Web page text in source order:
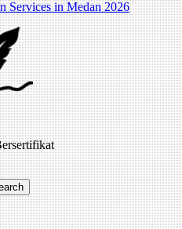
Services in Medan 2026